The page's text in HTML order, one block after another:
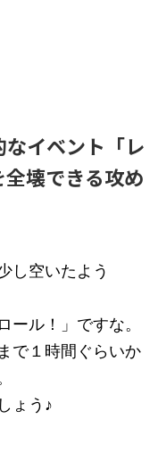
なイベント「レ
壊できる攻め
し空いたよう
ール！」ですな。
で１時間ぐらいか
ょう♪